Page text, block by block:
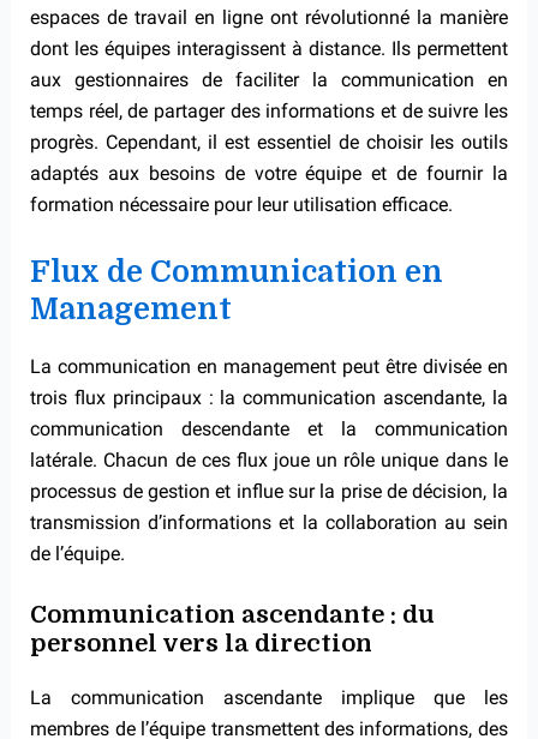
espaces de travail en ligne ont révolutionné la manière
dont les équipes interagissent à distance. Ils permettent
aux gestionnaires de faciliter la communication en
temps réel, de partager des informations et de suivre les
progrès. Cependant, il est essentiel de choisir les outils
adaptés aux besoins de votre équipe et de fournir la
formation nécessaire pour leur utilisation efficace.
Flux de Communication en
Management
La communication en management peut être divisée en
trois flux principaux : la communication ascendante, la
communication descendante et la communication
latérale. Chacun de ces flux joue un rôle unique dans le
processus de gestion et influe sur la prise de décision, la
transmission d’informations et la collaboration au sein
de l’équipe.
Communication ascendante : du
personnel vers la direction
La communication ascendante implique que les
membres de l’équipe transmettent des informations, des